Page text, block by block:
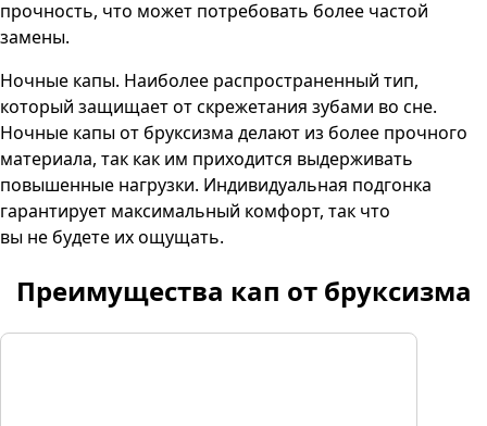
прочность, что может потребовать более частой
замены.
Ночные капы. Наиболее распространенный тип,
который защищает от скрежетания зубами во сне.
Ночные капы от бруксизма делают из более прочного
материала, так как им приходится выдерживать
повышенные нагрузки. Индивидуальная подгонка
гарантирует максимальный комфорт, так что
вы не будете их ощущать.
Преимущества кап от бруксизма